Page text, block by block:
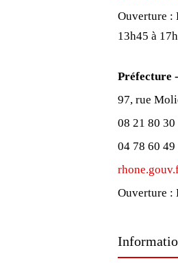
Ouverture :
13h45 à 17h
Préfecture
97, rue
08 21 80 30
04 78 60 49
Ouverture :